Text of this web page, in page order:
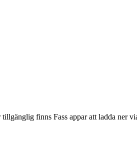
finns Fass appar att ladda ner